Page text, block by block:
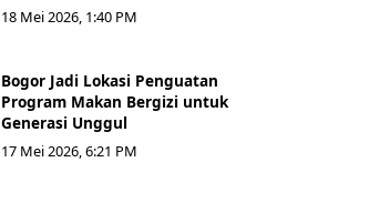
18 Mei 2026, 1:40 PM
Bogor Jadi Lokasi Penguatan
Program Makan Bergizi untuk
Generasi Unggul
17 Mei 2026, 6:21 PM